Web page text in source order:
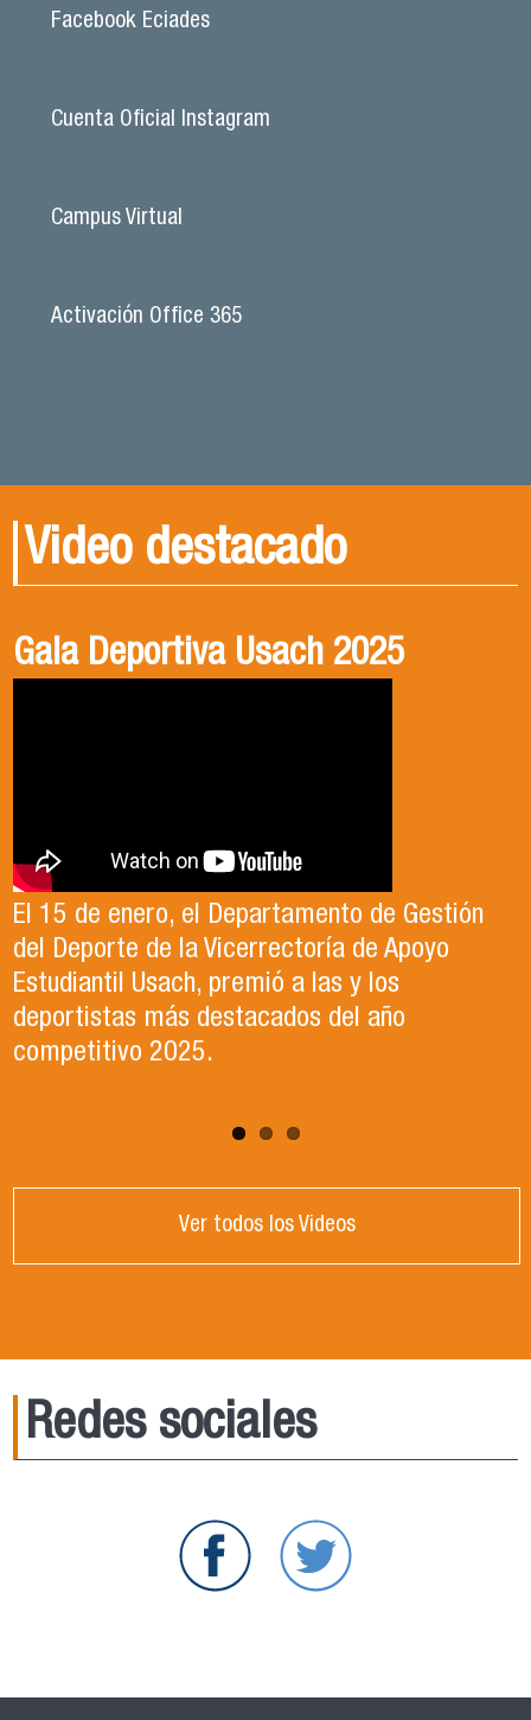
Facebook Eciades
Cuenta Oficial Instagram
Campus Virtual
Activación Office 365
Video destacado
Gala Deportiva Usach 2025
El 15 de enero, el Departamento de Gestión
del Deporte de la Vicerrectoría de Apoyo
Estudiantil Usach, premió a las y los
deportistas más destacados del año
competitivo 2025.
Usach en el Territorio, capítulo 2
En este segundo capítulo conoceremos el
Proyecto Ludo Inclusión, liderado por el
profesor Claudio Farías y estudiantes de
Pedagogía en Educación Física de la Facultad
de Ciencias Médicas de la Uni
Candidatura Director de Escuela
Te invitamos a revisar el video de nuestro
candidato , el Dr. Celso Sanchez para el cargo
de Director de Escuela período 2025-2026.
Ver todos los Videos
Redes sociales